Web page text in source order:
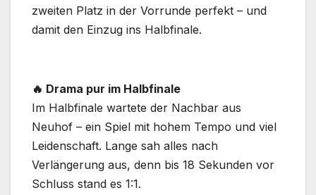
zweiten Platz in der Vorrunde perfekt – und
damit den Einzug ins Halbfinale.
🔥 Drama pur im Halbfinale
Im Halbfinale wartete der Nachbar aus
Neuhof – ein Spiel mit hohem Tempo und viel
Leidenschaft. Lange sah alles nach
Verlängerung aus, denn bis 18 Sekunden vor
Schluss stand es 1:1.